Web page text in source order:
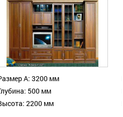
А: 3200 мм
500 мм
2200 мм